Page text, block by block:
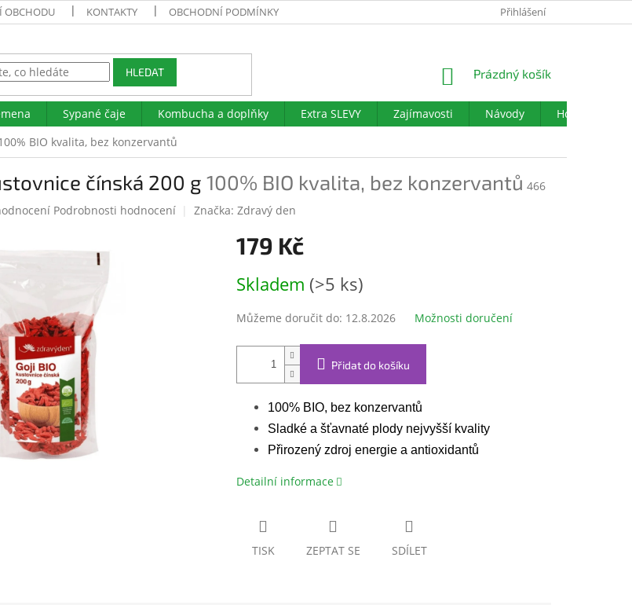
OBCHODU KONTAKTY OBCHODNÍ PODMÍNKY PODMÍNKY OCHRANY OSOBNÍCH ÚDAJŮ DOTAZNÍK
Přihlášení
HLEDAT
NÁKUPNÍ
Prázdný košík
Sypané čaje Kombucha a doplňky Extra SLEVY Zajímavosti Návody
Hodnocení
BIO kvalita, bez konzervantů
čínská 200 g 100% BIO kvalita, bez konzervantů 466
Podrobnosti hodnocení Značka: Zdravý den
179 Kč
cena:
Skladem (>5 ks)
Můžeme doručit do: 12.8.2026 Možnosti doručení
Přidat do košíku
100% BIO, bez konzervantů
Sladké a šťavnaté plody nejvyšší kvality
Přirozený zdroj energie a antioxidantů
Detailní informace
TISK ZEPTAT SE SDÍLET